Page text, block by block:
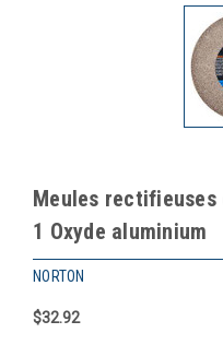
Meules rectifieuses
1 Oxyde aluminium
NORTON
$32.92